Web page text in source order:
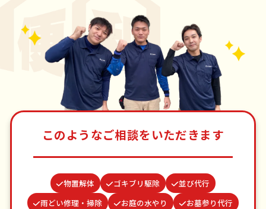
このようなご相談をいただきます
物置解体 ゴキブリ駆除
並び代行
雨どい修理・掃除
お庭の水やり
お墓参り代行